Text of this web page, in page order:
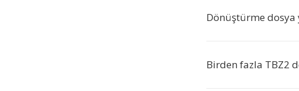
Dönüştürme dosya
Birden fazla TBZ2